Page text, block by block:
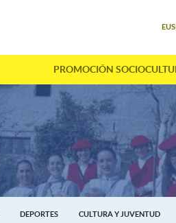
PROMOCIÓN
DEPORTES CULTURA Y JUVENTUD